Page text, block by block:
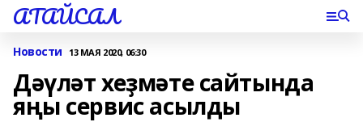
АТАЙСАЛ
Новости 13 МАЯ 2020, 06:30
Дәүләт хеҙмәте сайтында
яңы сервис асылды